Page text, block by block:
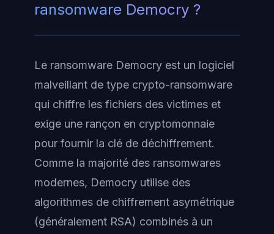
ransomware Democry ?
Le ransomware Democry est un logiciel
malveillant de type crypto-ransomware
qui chiffre les fichiers des victimes et
exige une rançon en cryptomonnaie
pour fournir la clé de déchiffrement.
Comme la majorité des ransomwares
modernes, Democry utilise des
algorithmes de chiffrement asymétrique
(généralement RSA) combinés à un